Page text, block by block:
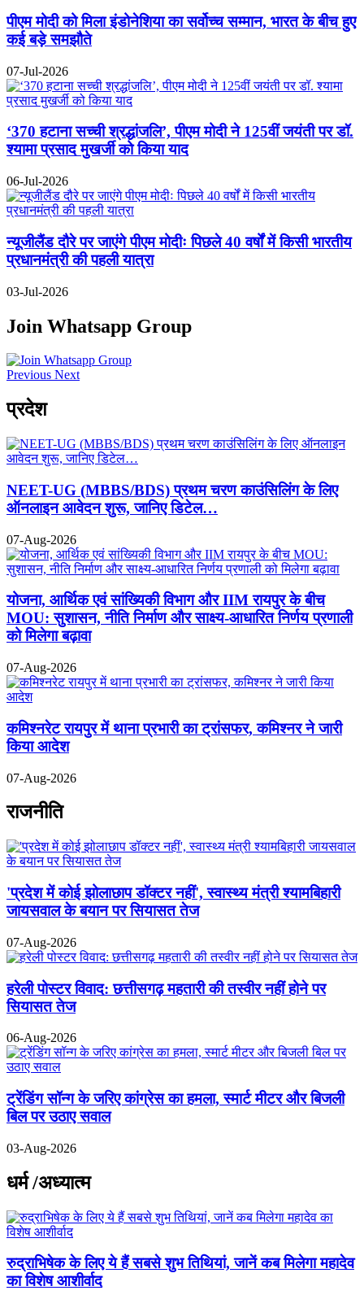
पीएम मोदी को मिला इंडोनेशिया का सर्वोच्च सम्मान, भारत के बीच हुए
कई बड़े समझौते
07-Jul-2026
‘370 हटाना सच्ची श्रद्धांजलि’, पीएम मोदी ने 125वीं जयंती पर डॉ.
श्यामा प्रसाद मुखर्जी को किया याद
06-Jul-2026
न्यूजीलैंड दौरे पर जाएंगे पीएम मोदीः पिछले 40 वर्षों में किसी भारतीय
प्रधानमंत्री की पहली यात्रा
03-Jul-2026
Join Whatsapp Group
Previous Next
प्रदेश
NEET-UG (MBBS/BDS) प्रथम चरण काउंसिलिंग के लिए
ऑनलाइन आवेदन शुरू, जानिए डिटेल…
07-Aug-2026
योजना, आर्थिक एवं सांख्यिकी विभाग और IIM रायपुर के बीच
MOU: सुशासन, नीति निर्माण और साक्ष्य-आधारित निर्णय प्रणाली
को मिलेगा बढ़ावा
07-Aug-2026
कमिश्नरेट रायपुर में थाना प्रभारी का ट्रांसफर, कमिश्नर ने जारी
किया आदेश
07-Aug-2026
राजनीति
'प्रदेश में कोई झोलाछाप डॉक्टर नहीं', स्वास्थ्य मंत्री श्यामबिहारी
जायसवाल के बयान पर सियासत तेज
07-Aug-2026
हरेली पोस्टर विवाद: छत्तीसगढ़ महतारी की तस्वीर नहीं होने पर
सियासत तेज
06-Aug-2026
ट्रेंडिंग सॉन्ग के जरिए कांग्रेस का हमला, स्मार्ट मीटर और बिजली
बिल पर उठाए सवाल
03-Aug-2026
धर्म /अध्यात्म
रुद्राभिषेक के लिए ये हैं सबसे शुभ तिथियां, जानें कब मिलेगा महादेव
का विशेष आशीर्वाद